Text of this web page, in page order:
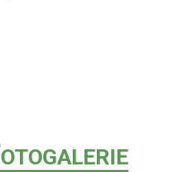
OTOGALERIE